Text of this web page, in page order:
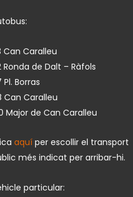
Can Caralleu
Ronda de Dalt – Ràfols
Pl. Borras
Can Caralleu
Major de Can Caralleu
aquí per escollir el transport
més indicat per arribar-hi.
particular: